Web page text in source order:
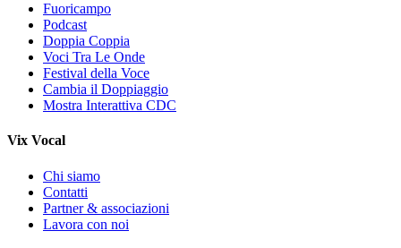
Fuoricampo
Podcast
Doppia Coppia
Voci Tra Le Onde
Festival della Voce
Cambia il Doppiaggio
Mostra Interattiva CDC
Vix Vocal
Chi siamo
Contatti
Partner & associazioni
Lavora con noi